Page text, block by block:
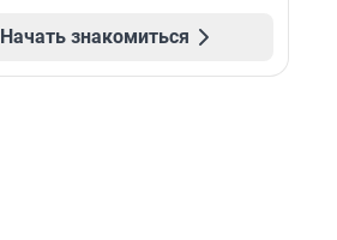
Начать знакомиться